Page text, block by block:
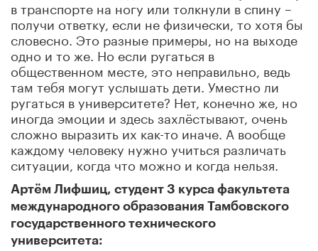
в транспорте на ногу или толкнули в спину –
получи ответку, если не физически, то хотя бы
словесно. Это разные примеры, но на выходе
одно и то же. Но если ругаться в
общественном месте, это неправильно, ведь
там тебя могут услышать дети. Уместно ли
ругаться в университете? Нет, конечно же, но
иногда эмоции и здесь захлёстывают, очень
сложно выразить их как-то иначе. А вообще
каждому человеку нужно учиться различать
ситуации, когда что можно и когда нельзя.
Артём Лифшиц, студент 3 курса факультета
международного образования Тамбовского
государственного технического
университета: